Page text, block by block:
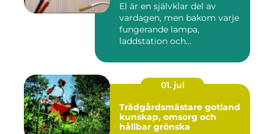
El är en självklar del av
vardagen, men bakom varje
fungerande lampa,
laddstation och
01. jul
Trädgårdsmästare gotland
kunskap, omsorg och
hållbar grönska